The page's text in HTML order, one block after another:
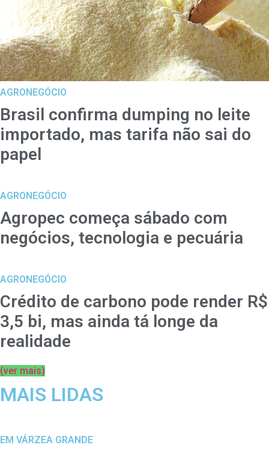
AGRONEGÓCIO
Brasil confirma dumping no leite
importado, mas tarifa não sai do
papel
AGRONEGÓCIO
Agropec começa sábado com
negócios, tecnologia e pecuária
AGRONEGÓCIO
Crédito de carbono pode render R$
3,5 bi, mas ainda tá longe da
realidade
(ver mais)
MAIS LIDAS
EM VÁRZEA GRANDE